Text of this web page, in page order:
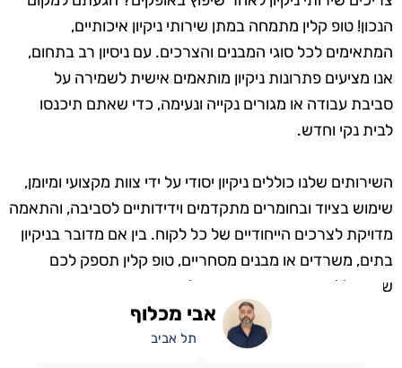
הנכון! טופ קלין מתמחה במתן שירותי ניקיון איכותיים,
המתאימים לכל סוגי המבנים והצרכים. עם ניסיון רב בתחום,
אנו מציעים פתרונות ניקיון מותאמים אישית לשמירה על
סביבת עבודה או מגורים נקייה ונעימה, כדי שאתם תיכנסו
לבית נקי וחדש.
השירותים שלנו כוללים ניקיון יסודי על ידי צוות מקצועי ומיומן,
שימוש בציוד ובחומרים מתקדמים וידידותיים לסביבה, והתאמה
מדויקת לצרכים הייחודיים של כל לקוח. בין אם מדובר בניקיון
בתים, משרדים או מבנים מסחריים, טופ קלין תספק לכם
שירות ללא פשרות ותוצאות מעולות.
אבי מכלוף
תל אביב